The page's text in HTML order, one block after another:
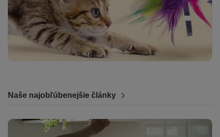
Naše najobľúbenejšie články